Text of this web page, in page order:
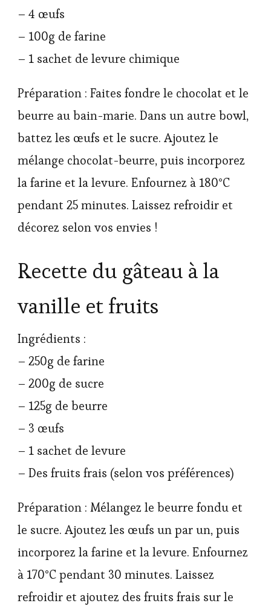
– 4 œufs
– 100g de farine
– 1 sachet de levure chimique
Préparation : Faites fondre le chocolat et le
beurre au bain-marie. Dans un autre bowl,
battez les œufs et le sucre. Ajoutez le
mélange chocolat-beurre, puis incorporez
la farine et la levure. Enfournez à 180°C
pendant 25 minutes. Laissez refroidir et
décorez selon vos envies !
Recette du gâteau à la
vanille et fruits
Ingrédients :
– 250g de farine
– 200g de sucre
– 125g de beurre
– 3 œufs
– 1 sachet de levure
– Des fruits frais (selon vos préférences)
Préparation : Mélangez le beurre fondu et
le sucre. Ajoutez les œufs un par un, puis
incorporez la farine et la levure. Enfournez
à 170°C pendant 30 minutes. Laissez
refroidir et ajoutez des fruits frais sur le